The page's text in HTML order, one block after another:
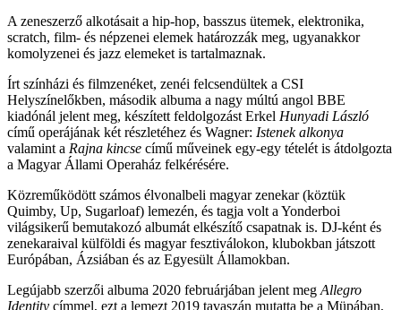
A zeneszerző alkotásait a hip-hop, basszus ütemek, elektronika,
scratch, film- és népzenei elemek határozzák meg, ugyanakkor
komolyzenei és jazz elemeket is tartalmaznak.
Írt színházi és filmzenéket, zenéi felcsendültek a CSI
Helyszínelőkben, második albuma a nagy múltú angol BBE
kiadónál jelent meg, készített feldolgozást Erkel Hunyadi László
című operájának két részletéhez és Wagner: Istenek alkonya
valamint a Rajna kincse című műveinek egy-egy tételét is átdolgozta
a Magyar Állami Operaház felkérésére.
Közreműködött számos élvonalbeli magyar zenekar (köztük
Quimby, Up, Sugarloaf) lemezén, és tagja volt a Yonderboi
világsikerű bemutakozó albumát elkészítő csapatnak is. DJ-ként és
zenekaraival külföldi és magyar fesztiválokon, klubokban játszott
Európában, Ázsiában és az Egyesült Államokban.
Legújabb szerzői albuma 2020 februárjában jelent megAllegro
Identity címmel, ezt a lemezt 2019 tavaszán mutatta be a Müpában,